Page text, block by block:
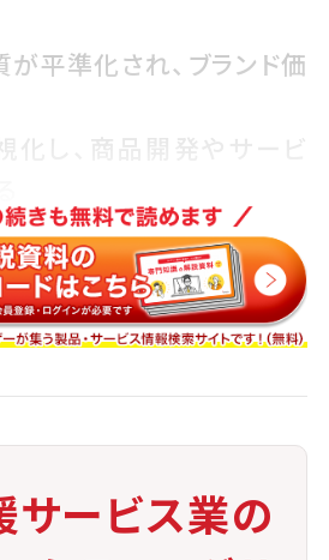
が平準化され、ブランド価
化し、商品開発やサービ
により、顧客ごとのパーソ
なる
ス業として、導入・運営・
援できる
対応のばらつきがCXの低
ービス業の